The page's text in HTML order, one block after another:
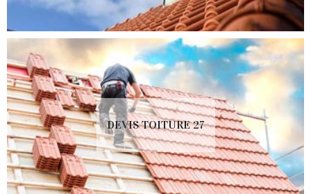
DEVIS TOITURE 27